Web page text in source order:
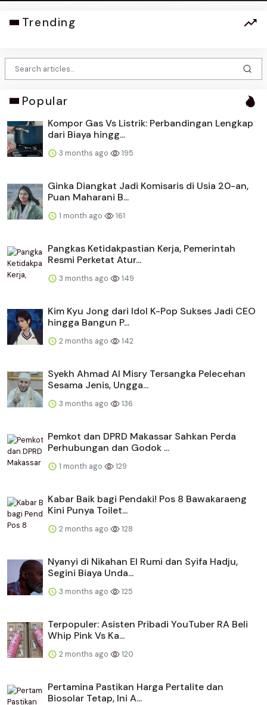
Trending
Popular
Kompor Gas Vs Listrik: Perbandingan Lengkap
dari Biaya hingg...
3 months ago 195
Ginka Diangkat Jadi Komisaris di Usia 20-an,
Puan Maharani B...
1 month ago 161
Pangkas Ketidakpastian Kerja, Pemerintah
Resmi Perketat Atur...
3 months ago 149
Kim Kyu Jong dari Idol K-Pop Sukses Jadi CEO
hingga Bangun P...
2 months ago 142
Syekh Ahmad Al Misry Tersangka Pelecehan
Sesama Jenis, Ungga...
3 months ago 136
Pemkot dan DPRD Makassar Sahkan Perda
Perhubungan dan Godok ...
1 month ago 129
Kabar Baik bagi Pendaki! Pos 8 Bawakaraeng
Kini Punya Toilet...
2 months ago 128
Nyanyi di Nikahan El Rumi dan Syifa Hadju,
Segini Biaya Unda...
3 months ago 125
Terpopuler: Asisten Pribadi YouTuber RA Beli
Whip Pink Vs Ka...
2 months ago 120
Pertamina Pastikan Harga Pertalite dan
Biosolar Tetap, Ini A...